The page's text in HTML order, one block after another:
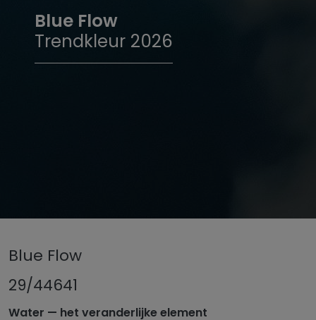
Blue Flow
Trendkleur 2026
Poederlakken
TIGER Trend kleuren en afwerkingen 2026
Blue Flow
Blue Flow
29/44641
Water — het veranderlijke element